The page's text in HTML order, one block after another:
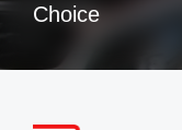
Choice